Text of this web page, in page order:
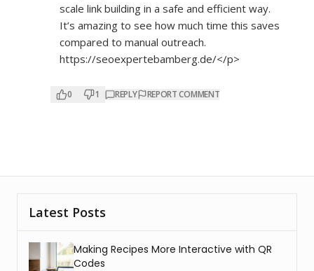
scale link building in a safe and efficient way.
It’s amazing to see how much time this saves
compared to manual outreach.
https://seoexpertebamberg.de/</p>
0 1 REPLY REPORT COMMENT
Latest Posts
Making Recipes More Interactive with QR
Codes